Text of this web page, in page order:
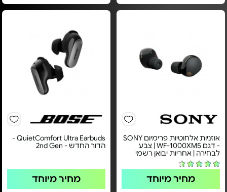
אוזניות אלחוטיות פרימיום SONY
- דגם WF-1000XM5 | צבע
לבחירה | אחריות יבואן רשמי
מחיר מיוחד
QuietComfort Ultra Earbuds -
הדור החדש - 2nd Gen
מחיר מיוחד